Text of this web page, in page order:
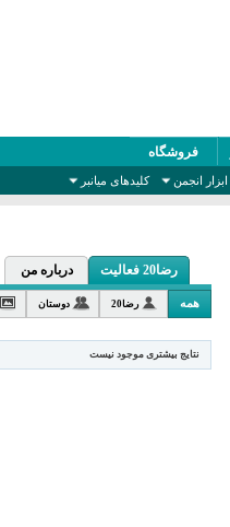
ابزار انجمن کلیدهای میانبر
فروشگاه
رضا20 فعالیت درباره من
همه رضا20 دوستان
نتایج بیشتری موجود نیست